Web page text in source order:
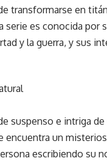
transformarse en
serie es conocida por
y la guerra, y sus
suspenso e intriga de
encuentra un
escribiendo su